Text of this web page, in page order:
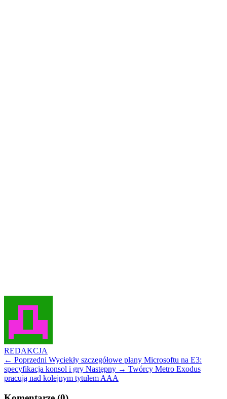
REDAKCJA
← Poprzedni Wyciekły szczegółowe plany Microsoftu na E3:
specyfikacja konsol i gry Następny → Twórcy Metro Exodus
pracują nad kolejnym tytułem AAA